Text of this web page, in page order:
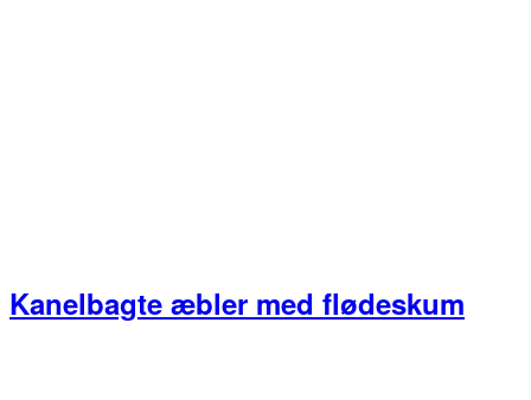
Kanelbagte æbler med flødeskum